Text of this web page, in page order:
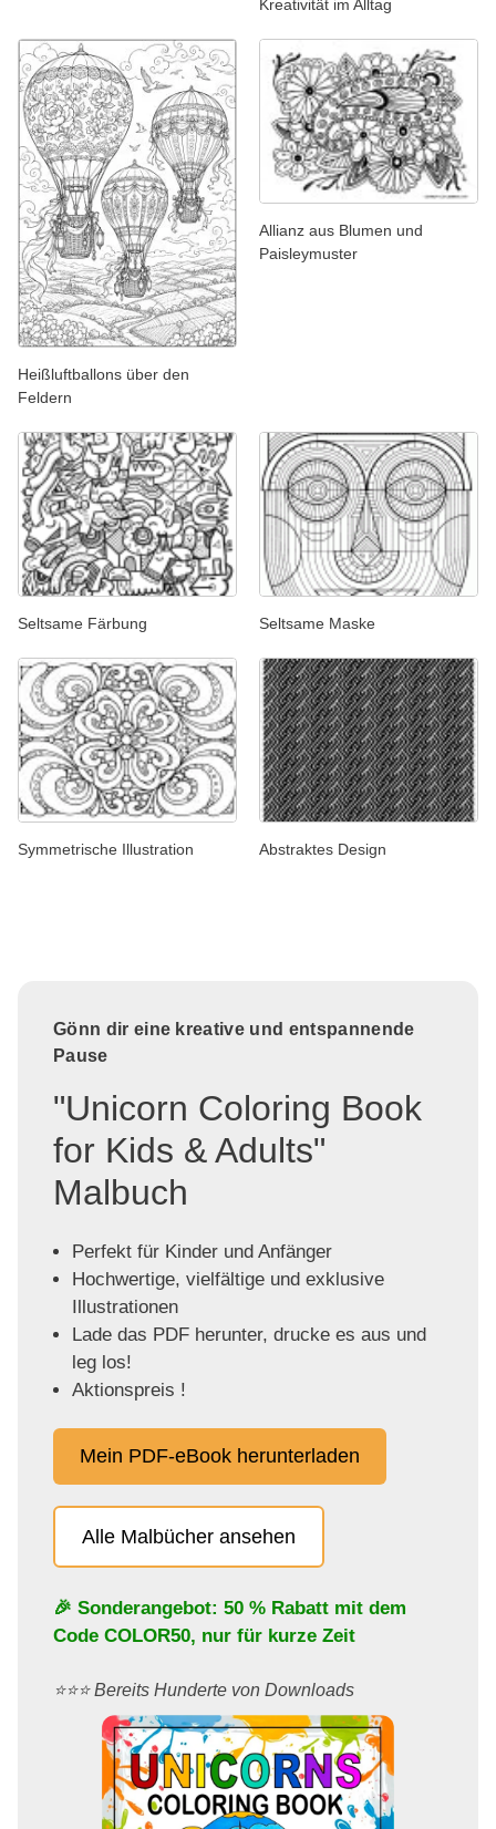
Kreativität im Alltag
Heißluftballons über den
Feldern
Allianz aus Blumen und
Paisleymuster
Seltsame Färbung Seltsame Maske
Symmetrische Illustration Abstraktes Design
Gönn dir eine kreative und entspannende
Pause
"Unicorn Coloring Book
for Kids & Adults"
Malbuch
Perfekt für Kinder und Anfänger
Hochwertige, vielfältige und exklusive
Illustrationen
Lade das PDF herunter, drucke es aus und
leg los!
Aktionspreis !
Mein PDF-eBook herunterladen
Alle Malbücher ansehen
🎉 Sonderangebot: 50 % Rabatt mit dem
Code COLOR50, nur für kurze Zeit
⭐️⭐️⭐️ Bereits Hunderte von Downloads